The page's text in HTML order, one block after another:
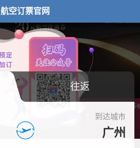
航空订票官网
往返
到达城市
广州